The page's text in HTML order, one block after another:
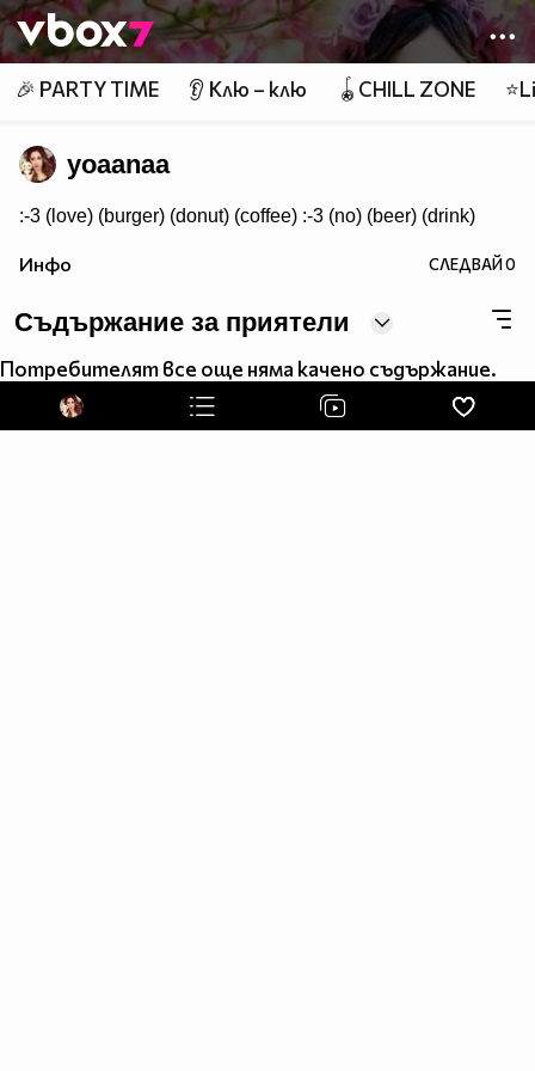
Member of
👾
🎉 PARTY TIME 👂 Клю – клю 🪀CHILL ZONE
yoaanaa
:-3 (love) (burger) (donut) (coffee) :-3 (no) (beer) (drink)
Инфо СЛЕДВАЙ0
Съдържание за приятели
Потребителят все още няма качено съдържание.